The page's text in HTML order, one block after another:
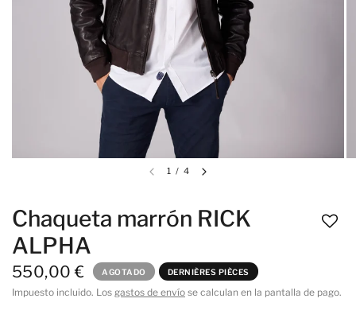
1 / 4
Chaqueta marrón RICK
ALPHA
550,00 € AGOTADO DERNIÈRES PIÈCES
Impuesto incluido. Los gastos de envío se calculan en la pantalla de pago.